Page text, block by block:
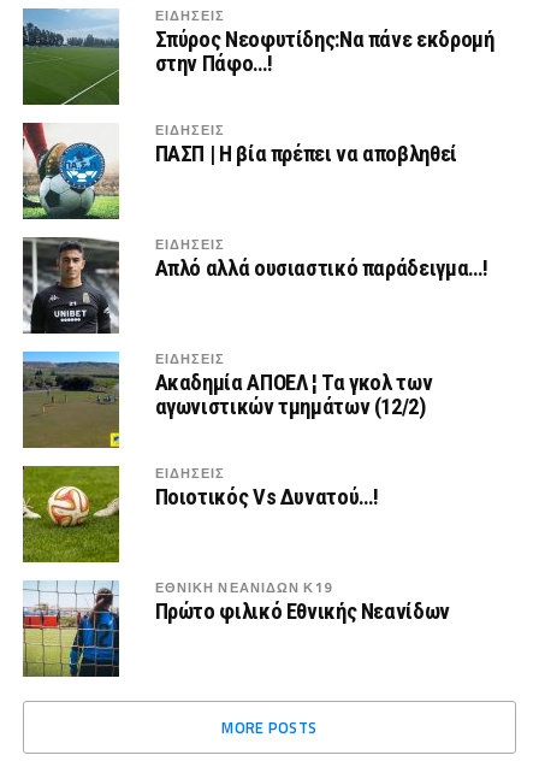
ΕΙΔΗΣΕΙΣ
Σπύρος Νεοφυτίδης:Να πάνε εκδρομή
στην Πάφο…!
ΕΙΔΗΣΕΙΣ
ΠΑΣΠ | Η βία πρέπει να αποβληθεί
ΕΙΔΗΣΕΙΣ
Απλό αλλά ουσιαστικό παράδειγμα…!
ΕΙΔΗΣΕΙΣ
Ακαδημία ΑΠΟΕΛ ¦ Τα γκολ των
αγωνιστικών τμημάτων (12/2)
ΕΙΔΗΣΕΙΣ
Ποιοτικός Vs Δυνατού…!
ΕΘΝΙΚΗ ΝΕΑΝΙΔΩΝ Κ19
Πρώτο φιλικό Εθνικής Νεανίδων
MORE POSTS